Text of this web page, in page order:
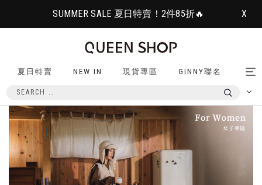
SUMMER SALE 夏日特賣！2件85折🔥 X
夏日特賣 NEW IN 現貨專區 GINNY聯名